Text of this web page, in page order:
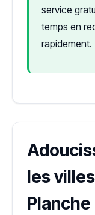
service
temps en
rapidement.
les
Planche